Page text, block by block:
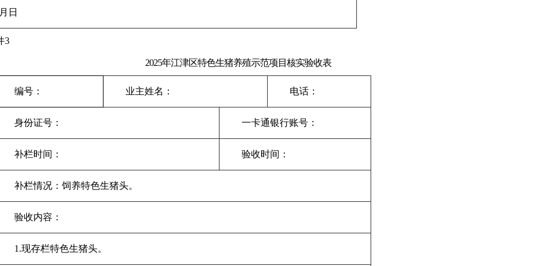
日
3
2025年江津区特色生猪养殖示范项目核实验收表
编号： 业主姓名： 电话：
身份证号： 一卡通银行账号：
补栏时间： 验收时间：
补栏情况：饲养特色生猪头。
验收内容：
1.现存栏特色生猪头。